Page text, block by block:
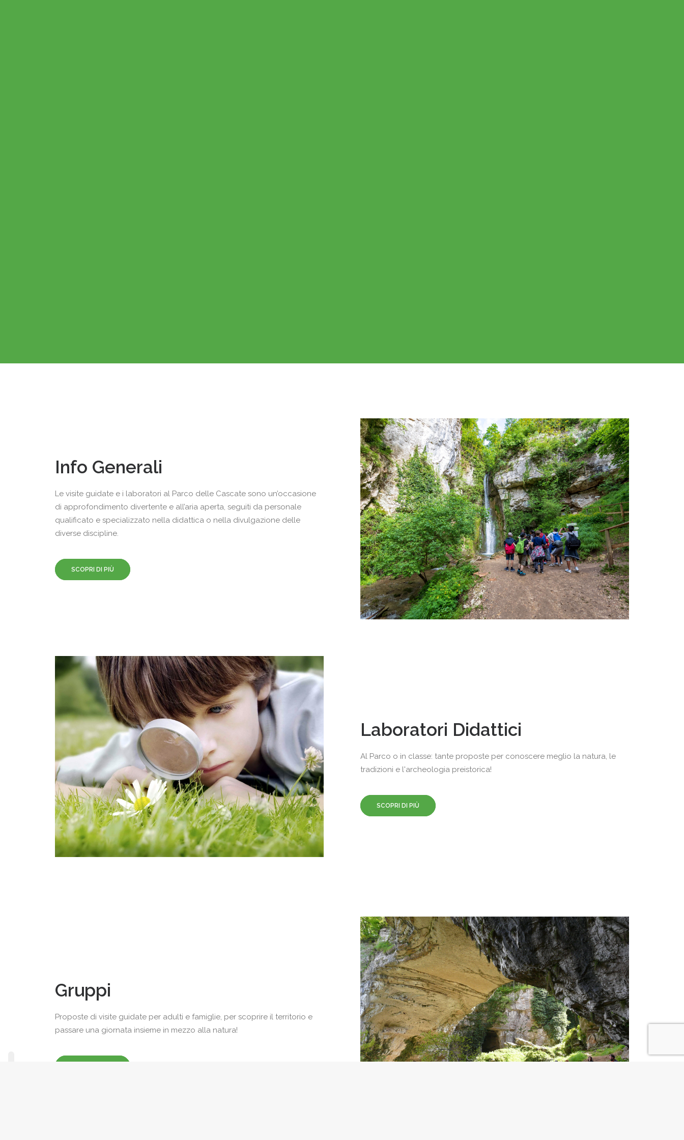
Info Generali
Le visite guidate e i laboratori al Parco delle Cascate sono un’occasione
di approfondimento divertente e all’aria aperta, seguiti da personale
qualificato e specializzato nella didattica o nella divulgazione delle
diverse discipline.
SCOPRI DI PIÙ
Laboratori Didattici
Al Parco o in classe: tante proposte per conoscere meglio la natura, le
tradizioni e l'archeologia preistorica!
SCOPRI DI PIÙ
Gruppi
Proposte di visite guidate per adulti e famiglie, per scoprire il territorio e
passare una giornata insieme in mezzo alla natura!